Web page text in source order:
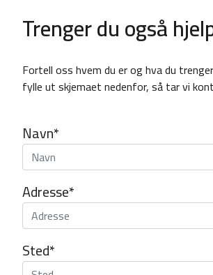
Trenger du også
Fortell oss hvem du er og hva du
fylle ut skjemaet nedenfor, så tar vi
Navn*
Adresse*
Sted*